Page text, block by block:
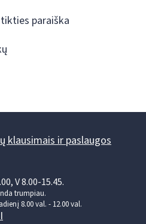
paraiška
klausimais ir paslaugos
V 8.00-15.45.
trumpiau.
8.00 val. - 12.00 val.